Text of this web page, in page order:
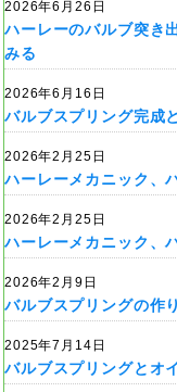
2026年6月26日
ハーレーのバルブ突き
みる
2026年6月16日
バルブスプリング完成
2026年2月25日
ハーレーメカニック、
2026年2月25日
ハーレーメカニック、
2026年2月9日
バルブスプリングの作
2025年7月14日
バルブスプリングとオ